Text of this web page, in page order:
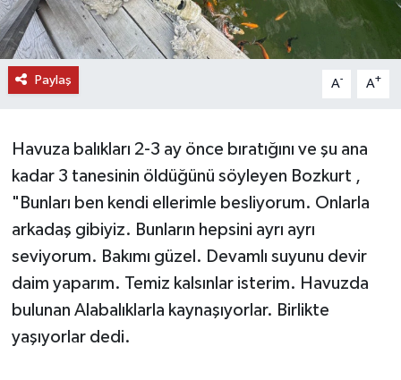
Paylaş A- A+
Havuza balıkları 2-3 ay önce bıratığını ve şu ana
kadar 3 tanesinin öldüğünü söyleyen Bozkurt ,
"Bunları ben kendi ellerimle besliyorum. Onlarla
arkadaş gibiyiz. Bunların hepsini ayrı ayrı
seviyorum. Bakımı güzel. Devamlı suyunu devir
daim yaparım. Temiz kalsınlar isterim. Havuzda
bulunan Alabalıklarla kaynaşıyorlar. Birlikte
yaşıyorlar dedi.
RÖPORTAJ
VİDEO HABERLER
RESMİ İLAN
MAGAZİN